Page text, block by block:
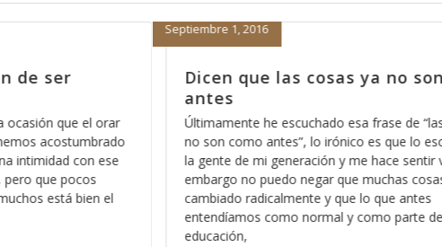
no son como
frase de “las cosas ya
es que lo escucho entre
hace sentir viejo, sin
cosas han
que antes
parte de nuestra
La mejor manera de
2014, parte 6
Enero 7, 2014
Una de las cosas que nos deben de
claras es que en el Reino de los Cielos
sentimientos, y esto no se lo digo con el
confundirle o hacerle sentir mal, por el
hago con la intención de que aprenda a
como es que